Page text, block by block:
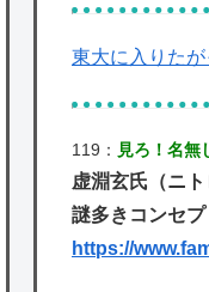
東大に入りた
119： 見ろ！名無
虚淵玄氏（ニ
謎多きコンセ
https://